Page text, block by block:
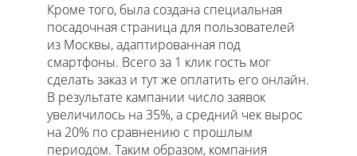
Кроме того, была создана специальная
посадочная страница для пользователей
из Москвы, адаптированная под
смартфоны. Всего за 1 клик гость мог
сделать заказ и тут же оплатить его онлайн.
В результате кампании число заявок
увеличилось на 35%, а средний чек вырос
на 20% по сравнению с прошлым
периодом. Таким образом, компания